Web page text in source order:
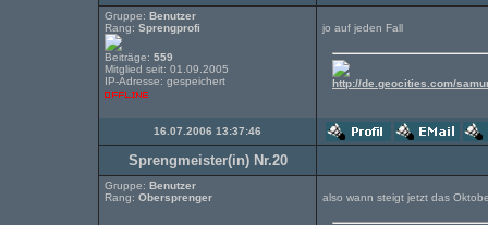
Gruppe: Benutzer
Rang: Sprengprofi
Beiträge: 559
Mitglied seit: 01.09.2005
IP-Adresse: gespeichert
jo auf jeden Fall
http://de.geocities.com/
16.07.2006 13:37:46
Sprengmeister(in) Nr.20
Gruppe: Benutzer
Rang: Obersprenger also wann steigt jetzt das